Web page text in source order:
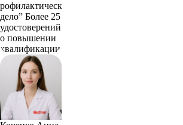
рофилактическое
дело” Более 25
удостоверений
о повышении
квалификации